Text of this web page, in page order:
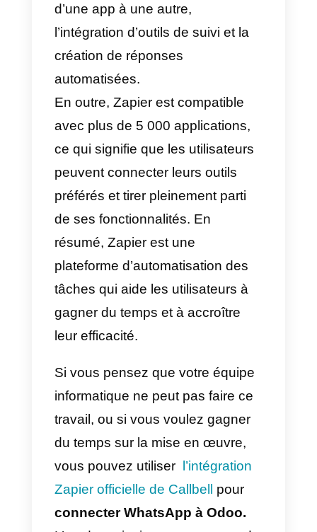
WhatsApp à Odoo, l’un d’entre
eux est la gestion et la
synchronisation des contacts. Ce
type d’opérations est possible
grâce à la section de la
documentation de l’API Callbell
consacrée aux contacts.
Il sera ainsi possible, par
exemple, de synchroniser
automatiquement lescontacts
WhatsAppgénérés dans
avec la section des
Odoo(et viceversa).
Comment intégrer
WhatsApp dans Odoo
avec Zapier – Solution de
rechange